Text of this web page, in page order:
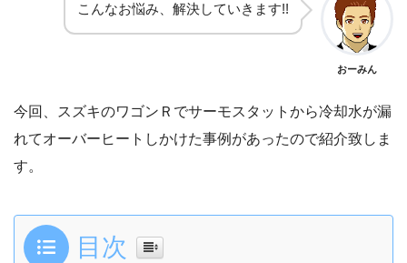
こんなお悩み、解決していきます!!
おーみん
今回、スズキのワゴンＲでサーモスタットから冷却水が漏
れてオーバーヒートしかけた事例があったので紹介致しま
す。
目次